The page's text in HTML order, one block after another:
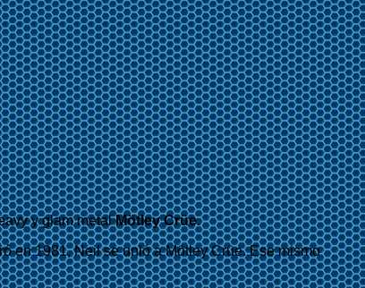
y glam metalMötley Crüe.
en 1981, Neil se unió a Mötley Crüe. Ese mismo